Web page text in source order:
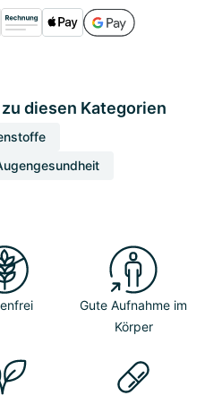
diesen Kategorien
Gute Aufnahme im
Körper